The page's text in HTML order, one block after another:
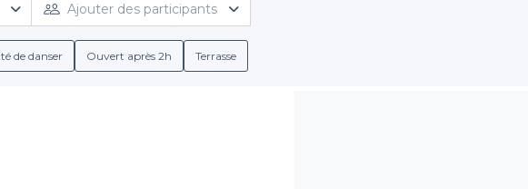
Ajouter des participants
de danser Ouvert après 2h Terrasse